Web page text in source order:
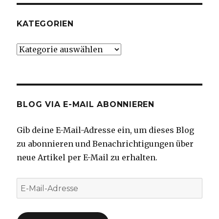
KATEGORIEN
Kategorien
BLOG VIA E-MAIL ABONNIEREN
Gib deine E-Mail-Adresse ein, um dieses Blog
zu abonnieren und Benachrichtigungen über
neue Artikel per E-Mail zu erhalten.
E-
Mail-
Adresse